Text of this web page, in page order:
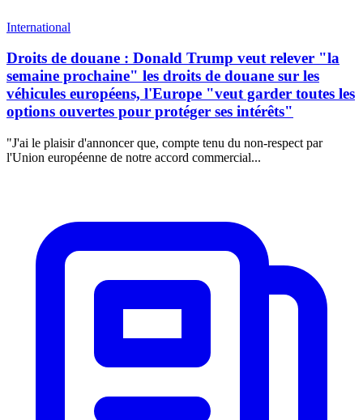
International
Droits de douane : Donald Trump veut relever "la
semaine prochaine" les droits de douane sur les
véhicules européens, l'Europe "veut garder toutes les
options ouvertes pour protéger ses intérêts"
"J'ai le plaisir d'annoncer que, compte tenu du non-respect par
l'Union européenne de notre accord commercial...